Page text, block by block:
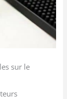
sur le